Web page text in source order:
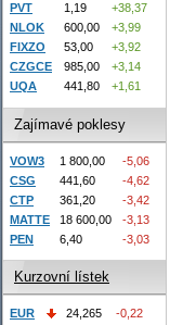
PVT 1,19
+38,37
NLOK
600,00
+3,99
FIXZO
53,00
+3,92
CZGCE
985,00
+3,14
UQA
441,80 +1,61
Zajímavé poklesy
VOW3 1 800,00
-5,06
CSG
441,60
-4,62
CTP
361,20
-3,42
MATTE
18 600,00
-3,13
PEN
6,40 -3,03
Kurzovní lístek
EUR 24,265
-0,22